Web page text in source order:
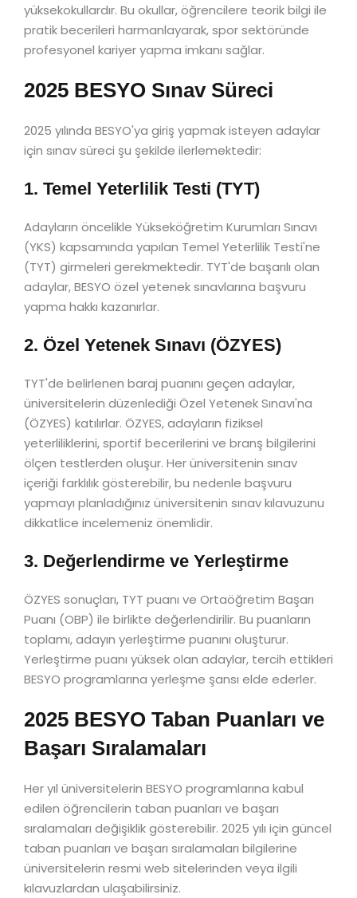
yüksekokullardır. Bu okullar, öğrencilere teorik bilgi ile
pratik becerileri harmanlayarak, spor sektöründe
profesyonel kariyer yapma imkanı sağlar.
2025 BESYO Sınav Süreci
2025 yılında BESYO'ya giriş yapmak isteyen adaylar
için sınav süreci şu şekilde ilerlemektedir:
1. Temel Yeterlilik Testi (TYT)
Adayların öncelikle Yükseköğretim Kurumları Sınavı
(YKS) kapsamında yapılan Temel Yeterlilik Testi'ne
(TYT) girmeleri gerekmektedir. TYT'de başarılı olan
adaylar, BESYO özel yetenek sınavlarına başvuru
yapma hakkı kazanırlar.
2. Özel Yetenek Sınavı (ÖZYES)
TYT'de belirlenen baraj puanını geçen adaylar,
üniversitelerin düzenlediği Özel Yetenek Sınavı'na
(ÖZYES) katılırlar. ÖZYES, adayların fiziksel
yeterliliklerini, sportif becerilerini ve branş bilgilerini
ölçen testlerden oluşur. Her üniversitenin sınav
içeriği farklılık gösterebilir, bu nedenle başvuru
yapmayı planladığınız üniversitenin sınav kılavuzunu
dikkatlice incelemeniz önemlidir.
3. Değerlendirme ve Yerleştirme
ÖZYES sonuçları, TYT puanı ve Ortaöğretim Başarı
Puanı (OBP) ile birlikte değerlendirilir. Bu puanların
toplamı, adayın yerleştirme puanını oluşturur.
Yerleştirme puanı yüksek olan adaylar, tercih ettikleri
BESYO programlarına yerleşme şansı elde ederler.
2025 BESYO Taban Puanları ve
Başarı Sıralamaları
Her yıl üniversitelerin BESYO programlarına kabul
edilen öğrencilerin taban puanları ve başarı
sıralamaları değişiklik gösterebilir. 2025 yılı için güncel
taban puanları ve başarı sıralamaları bilgilerine
üniversitelerin resmi web sitelerinden veya ilgili
kılavuzlardan ulaşabilirsiniz.